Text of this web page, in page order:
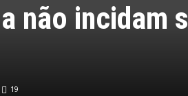
não incidam
19